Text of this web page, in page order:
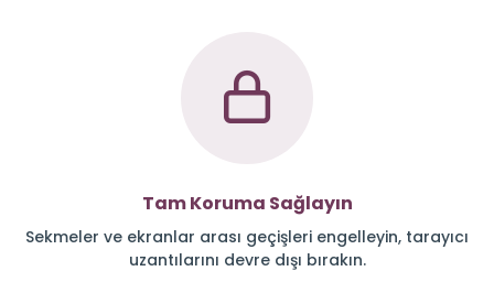
Tam Koruma Sağlayın
Sekmeler ve ekranlar arası geçişleri engelleyin, tarayıcı
uzantılarını devre dışı bırakın.